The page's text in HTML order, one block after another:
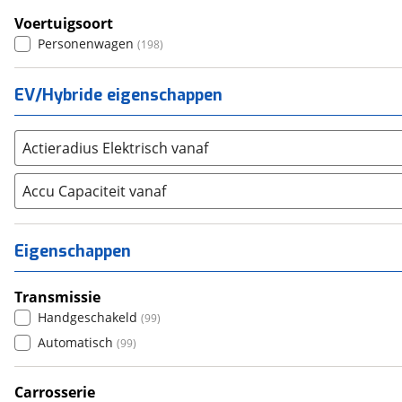
SKODA (276
Suzuki (203)
Toyota
Volkswagen (931)
Alle merken
Abarth (7)
Aiways (1)
Aixam
1
Alpine (
Aston Martin (1
Audi (389)
Austin (0)
Auto Union
Voertuigsoort
Personenwagen (198)
EV/Hybride eigenschappen
Actieradius Elektrisch vanaf
Accu Capaciteit vanaf
Eigenschappen
Transmissie
Handgeschakeld (99)
Automatisch (99)
Carrosserie